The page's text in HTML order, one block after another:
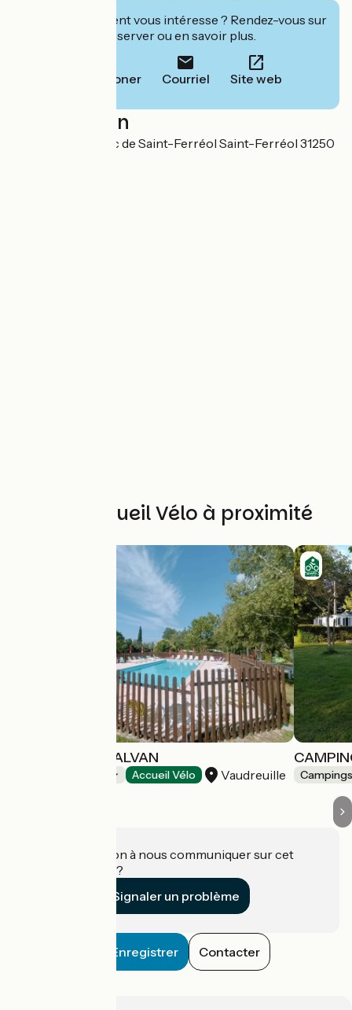
Cet établissement vous intéresse ? Rendez-vous sur
leur site pour réserver ou en savoir plus.
Téléphoner Courriel Site web
Localisation
2645 Route du Lac de Saint-Ferréol Saint-Ferréol 31250
Autres Accueil Vélo à proximité
CAMPING EN SALVAN
Accueil Vélo Vaudreuille
Une information à nous communiquer sur cet
établissement ?
Signaler un problème
Enregistrer Contacter